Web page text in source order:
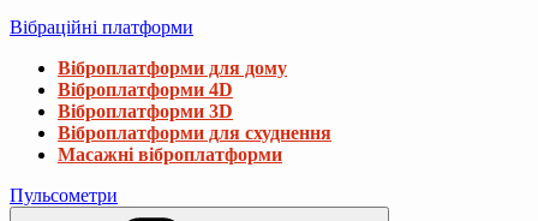
Вібраційні платформи
Віброплатформи для дому
Віброплатформи 4D
Віброплатформи 3D
Віброплатформи для схуднення
Масажні віброплатформи
Пульсометри